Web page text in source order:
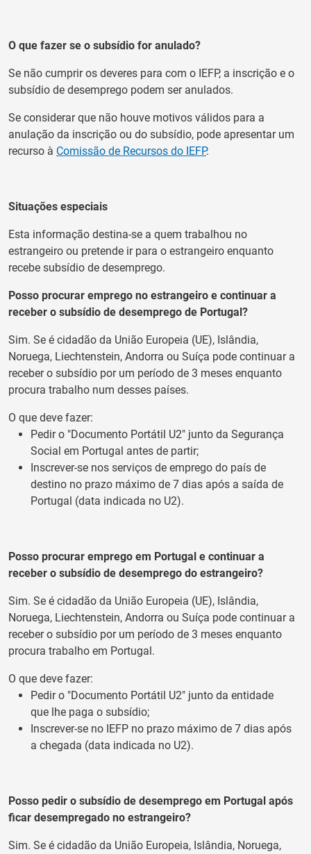
O que fazer se o subsídio for anulado?
Se não cumprir os deveres para com o IEFP, a inscrição e o
subsídio de desemprego podem ser anulados.
Se considerar que não houve motivos válidos para a
anulação da inscrição ou do subsídio, pode apresentar um
recurso à Comissão de Recursos do IEFP.
Situações especiais
Esta informação destina-se a quem trabalhou no
estrangeiro ou pretende ir para o estrangeiro enquanto
recebe subsídio de desemprego.
Posso procurar emprego no estrangeiro e continuar a
receber o subsídio de desemprego de Portugal?
Sim. Se é cidadão da União Europeia (UE), Islândia,
Noruega, Liechtenstein, Andorra ou Suíça pode continuar a
receber o subsídio por um período de 3 meses enquanto
procura trabalho num desses países.
O que deve fazer:
Pedir o "Documento Portátil U2" junto da Segurança
Social em Portugal antes de partir;
Inscrever-se nos serviços de emprego do país de
destino no prazo máximo de 7 dias após a saída de
Portugal (data indicada no U2).
Posso procurar emprego em Portugal e continuar a
receber o subsídio de desemprego do estrangeiro?
Sim. Se é cidadão da União Europeia (UE), Islândia,
Noruega, Liechtenstein, Andorra ou Suíça pode continuar a
receber o subsídio por um período de 3 meses enquanto
procura trabalho em Portugal.
O que deve fazer:
Pedir o "Documento Portátil U2" junto da entidade
que lhe paga o subsídio;
Inscrever-se no IEFP no prazo máximo de 7 dias após
a chegada (data indicada no U2).
Posso pedir o subsídio de desemprego em Portugal após
ficar desempregado no estrangeiro?
Sim. Se é cidadão da União Europeia, Islândia, Noruega,